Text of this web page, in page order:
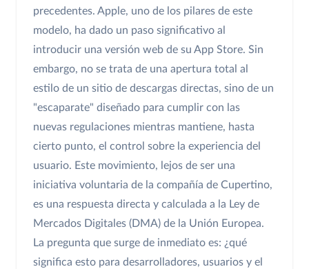
precedentes. Apple, uno de los pilares de este
modelo, ha dado un paso significativo al
introducir una versión web de su App Store. Sin
embargo, no se trata de una apertura total al
estilo de un sitio de descargas directas, sino de un
"escaparate" diseñado para cumplir con las
nuevas regulaciones mientras mantiene, hasta
cierto punto, el control sobre la experiencia del
usuario. Este movimiento, lejos de ser una
iniciativa voluntaria de la compañía de Cupertino,
es una respuesta directa y calculada a la Ley de
Mercados Digitales (DMA) de la Unión Europea.
La pregunta que surge de inmediato es: ¿qué
significa esto para desarrolladores, usuarios y el